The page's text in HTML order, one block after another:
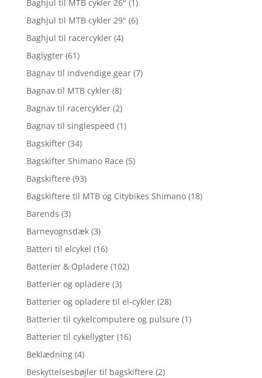
Baghjul til MTB cykler 26" (1)
Baghjul til MTB cykler 29" (6)
Baghjul til racercykler (4)
Baglygter (61)
Bagnav til indvendige gear (7)
Bagnav til MTB cykler (8)
Bagnav til racercykler (2)
Bagnav til singlespeed (1)
Bagskifter (34)
Bagskifter Shimano Race (5)
Bagskiftere (93)
Bagskiftere til MTB og Citybikes Shimano (18)
Barends (3)
Barnevognsdæk (3)
Batteri til elcykel (16)
Batterier & Opladere (102)
Batterier og opladere (3)
Batterier og opladere til el-cykler (28)
Batterier til cykelcomputere og pulsure (1)
Batterier til cykellygter (16)
Beklædning (4)
Beskyttelsesbøjler til bagskiftere (2)